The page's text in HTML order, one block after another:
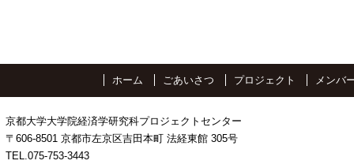
ホーム ごあいさつ プロジェクト メンバ
京都大学大学院経済学研究科プロジェクトセンター
〒606-8501 京都市左京区吉田本町 法経東館 305号
TEL.075-753-3443